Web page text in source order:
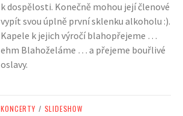
k dospělosti. Konečně mohou její členové
vypít svou úplně první sklenku alkoholu :).
Kapele k jejich výročí blahopřejeme …
ehm Blahoželáme … a přejeme bouřlivé
oslavy.
KONCERTY / SLIDESHOW